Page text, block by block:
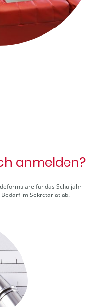
anmelden?
für das Schuljahr
im Sekretariat ab.